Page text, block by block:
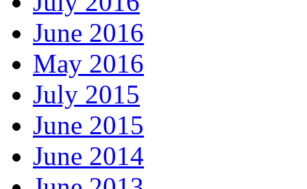
June 2016
May 2016
July 2015
June 2015
June 2014